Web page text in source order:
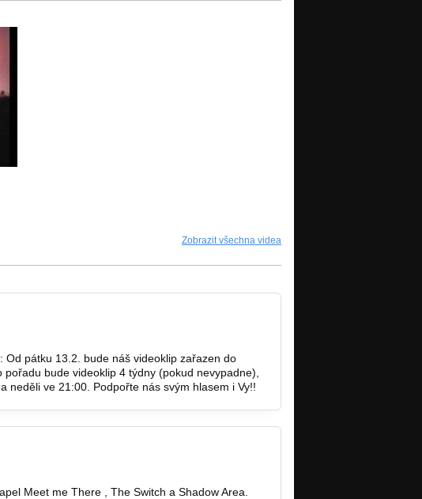
Zobrazit všechna videa
pátku 13.2. bude náš videoklip zařazen do
bude videoklip 4 týdny (pokud nevypadne),
neděli ve 21:00. Podpořte nás svým hlasem i Vy!!
Meet me There , The Switch a Shadow Area.